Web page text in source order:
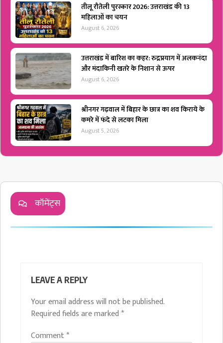
तीलू रौतेली पुरस्कार 2026: उत्तराखंड की 13
महिलाओं का चयन
August 6, 2026
उत्तराखंड में बारिश का कहर: रुद्रप्रयाग में अलकनंदा
और मंदाकिनी खतरे के निशान से ऊपर
August 6, 2026
श्रीनगर गढ़वाल में बिहार के छात्र का शव किराये के
कमरे में फंदे से लटका मिला
August 5, 2026
कॉमेंट्स
LEAVE A REPLY
Your email address will not be published.
Required fields are marked *
Comment*